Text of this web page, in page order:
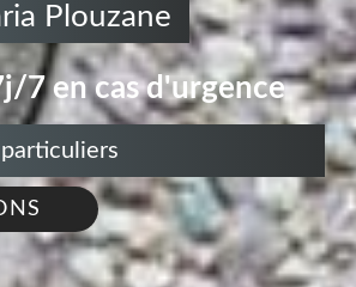
Plouzane
7 en cas d'urgence